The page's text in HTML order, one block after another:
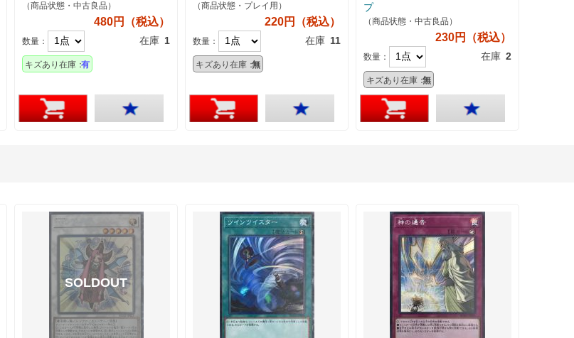
（商品状態・中古良品）
480円（税込）
数量： 在庫 1
キズあり在庫：有
（商品状態・プレイ用）
220円（税込）
数量： 在庫 11
キズあり在庫：無
プ
（商品状態・中古良品）
230円（税込）
数量： 在庫 2
キズあり在庫：無